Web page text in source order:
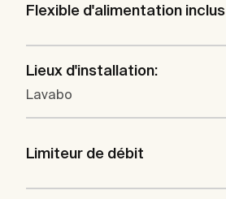
Flexible d'alimentation inclus
Lieux d'installation:
Lavabo
Limiteur de débit